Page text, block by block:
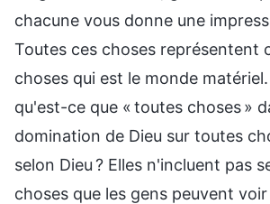
chacune vous donne une
Toutes ces choses représentent
choses qui est le monde
qu'est-ce que « toutes choses »
domination de Dieu sur toutes
selon Dieu ? Elles n'incluent pas
choses que les gens peuvent